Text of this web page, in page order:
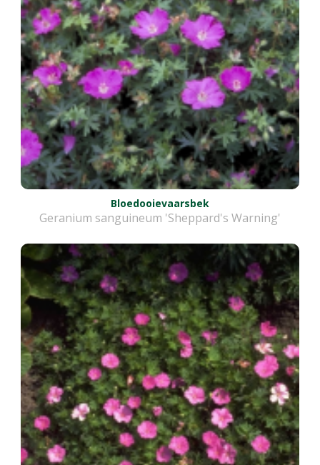
Bloedooievaarsbek
Geranium sanguineum 'Sheppard's Warning'